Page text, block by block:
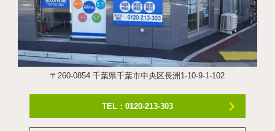
〒260-0854 千葉県千葉市中央区長洲1-10-9-1-102
TEL：0120-213-303